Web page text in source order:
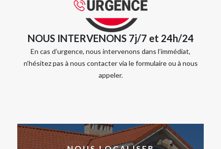
NOUS INTERVENONS 7j/7 et 24h/24
En cas d’urgence, nous intervenons dans l’immédiat,
n’hésitez pas à nous contacter via le formulaire ou à nous
appeler.